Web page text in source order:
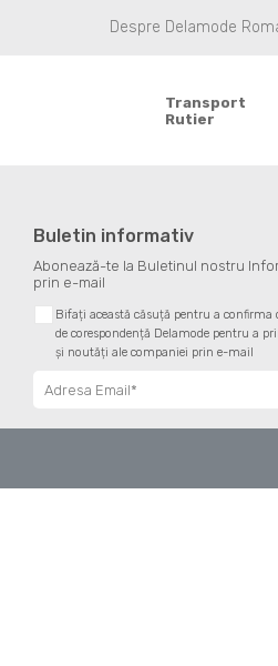
Despre Delamode
Transport
Rutier
Buletin informativ
Abonează-te la Buletinul nostru
prin e-mail
Bifați această căsuță pentru a
de corespondență Delamode pentru a
și noutăți ale companiei prin e-mail